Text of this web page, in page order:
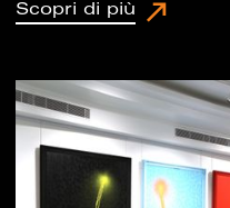
Scopri di più